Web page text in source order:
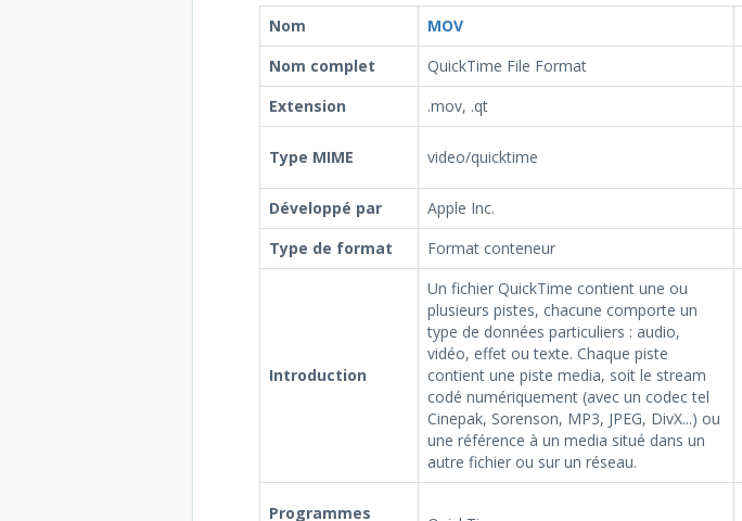
Nom MOV
Nom complet
QuickTime File Format
Extension
.mov, .qt
Type MIME video/quicktime
Développé par
Apple Inc.
Type de format
Format conteneur
Introduction
Un fichier QuickTime contient une ou
plusieurs pistes, chacune comporte un
type de données particuliers : audio,
vidéo, effet ou texte. Chaque piste
contient une piste media, soit le stream
codé numériquement (avec un codec tel
Cinepak, Sorenson, MP3, JPEG, DivX...) ou
une référence à un media situé dans un
autre fichier ou sur un réseau.
Programmes